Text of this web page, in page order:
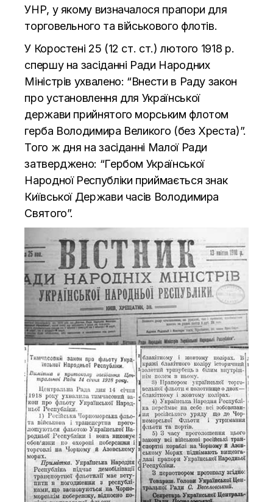
УНР, у якому визначалося прапори для
торговельного та військового флотів.
У Коростені 25 (12 ст. ст.) лютого 1918 р.
спершу на засіданні Ради Народних
Міністрів ухвалено: “Внести в Раду закон
про установлення для Української
держави прийнятого морським флотом
герба Володимира Великого (без Хреста)”.
Того ж дня на засiданнi Малої Ради
затверджено: “Гербом Української
Народної Республiки приймається знак
Київської Держави часiв Володимира
Святого”.